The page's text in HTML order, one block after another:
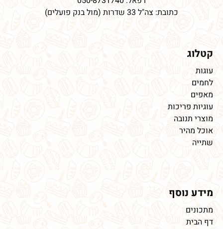
כתובת: צה"ל 33 שדרות (מול בנק פועלים)
קטלוג
עוגות
לחמים
מאפים
עוגיות פריכות
מוצרי תנובה
אוכל מהיר
שתייה
מידע נוסף
מתכונים
דף הבית